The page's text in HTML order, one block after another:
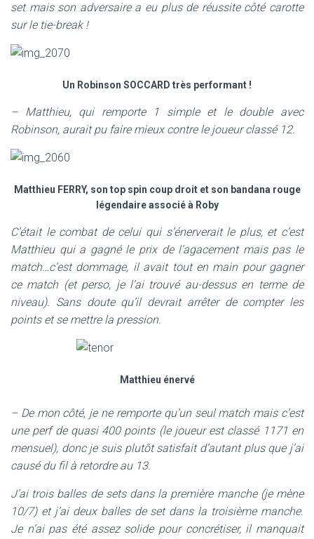
set mais son adversaire a eu plus de réussite côté carotte
sur le tie-break !
Un Robinson SOCCARD très performant !
– Matthieu, qui remporte 1 simple et le double avec
Robinson, aurait pu faire mieux contre le joueur classé 12.
Matthieu FERRY, son top spin coup droit et son bandana rouge
légendaire associé à Roby
C’était le combat de celui qui s’énerverait le plus, et c’est
Matthieu qui a gagné le prix de l’agacement mais pas le
match…c’est dommage, il avait tout en main pour gagner
ce match (et perso, je l’ai trouvé au-dessus en terme de
niveau). Sans doute qu’il devrait arrêter de compter les
points et se mettre la pression.
Matthieu énervé
– De mon côté, je ne remporte qu’un seul match mais c’est
une perf de quasi 400 points (le joueur est classé 1171 en
mensuel), donc je suis plutôt satisfait d’autant plus que j’ai
causé du fil à retordre au 13.
J’ai trois balles de sets dans la première manche (je mène
10/7) et j’ai deux balles de set dans la troisième manche.
Je n’ai pas été assez solide pour concrétiser, il manquait